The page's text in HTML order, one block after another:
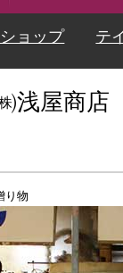
ョップ テ
浅屋商店
り物